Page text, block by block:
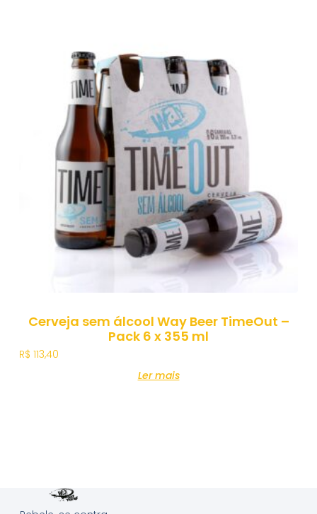
Cerveja sem álcool Way Beer TimeOut –
Pack 6 x 355 ml
R$ 113,40
Ler mais